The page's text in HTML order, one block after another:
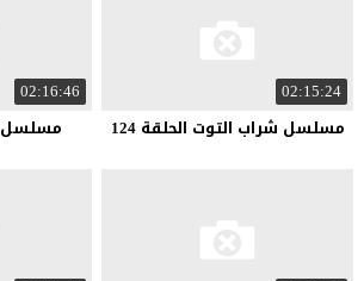
02:15:24
مسلسل شراب التوت الحلقة 124
02:16:46
مسلسل